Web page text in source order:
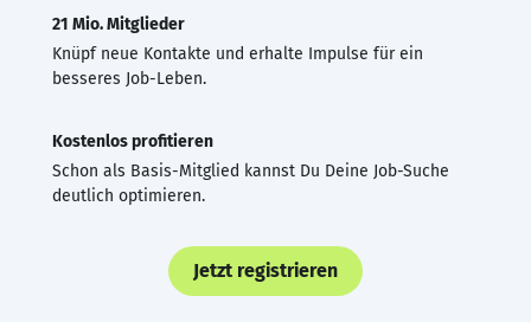
21 Mio. Mitglieder
Knüpf neue Kontakte und erhalte Impulse für ein
besseres Job-Leben.
Kostenlos profitieren
Schon als Basis-Mitglied kannst Du Deine Job-Suche
deutlich optimieren.
Jetzt registrieren